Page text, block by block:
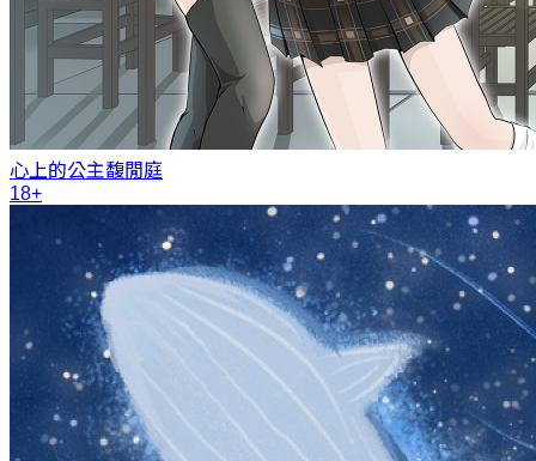
心上的公主馥閒庭
18+